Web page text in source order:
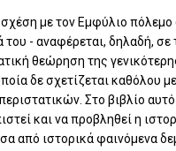
με τον Εμφύλιο πόλεμο
- αναφέρεται, δηλαδή, σε
θεώρηση της
δε σχετίζεται καθόλου
Στο βιβλίο
και να προβληθεί η
από ιστορικά φαινόμενα